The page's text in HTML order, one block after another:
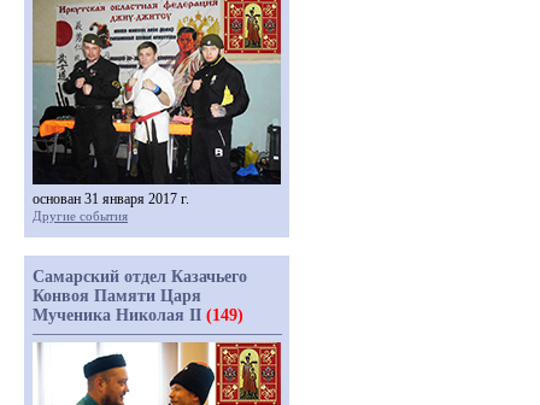
основан 31 января 2017 г.
Другие события
Самарский отдел Казачьего
Конвоя Памяти Царя
Мученика Николая II (149)